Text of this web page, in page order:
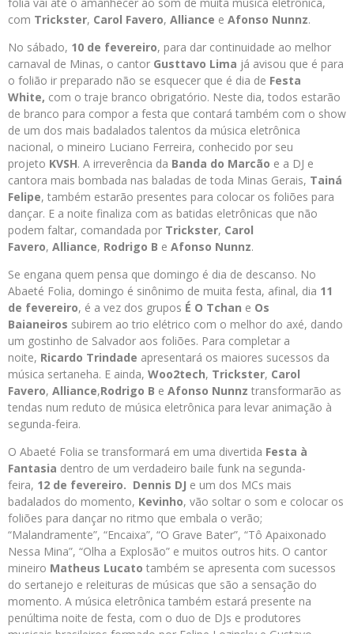
com Trickster, Carol Favero, Alliance e Afonso Nunnz.
No sábado, 10 de fevereiro, para dar continuidade ao melhor
carnaval de Minas, o cantor Gusttavo Lima já avisou que é para
o folião ir preparado não se esquecer que é dia de Festa
White, com o traje branco obrigatório. Neste dia, todos estarão
de branco para compor a festa que contará também com o show
de um dos mais badalados talentos da música eletrônica
nacional, o mineiro Luciano Ferreira, conhecido por seu
projeto KVSH. A irreverência da Banda do Marcão e a DJ e
cantora mais bombada nas baladas de toda Minas Gerais, Tainá
Felipe, também estarão presentes para colocar os foliões para
dançar. E a noite finaliza com as batidas eletrônicas que não
podem faltar, comandada por Trickster, Carol
Favero, Alliance, Rodrigo B e Afonso Nunnz.
Se engana quem pensa que domingo é dia de descanso. No
Abaeté Folia, domingo é sinônimo de muita festa, afinal, dia 11
de fevereiro, é a vez dos grupos É O Tchan e Os
Baianeiros subirem ao trio elétrico com o melhor do axé, dando
um gostinho de Salvador aos foliões. Para completar a
noite, Ricardo Trindade apresentará os maiores sucessos da
música sertaneha. E ainda, Woo2tech, Trickster, Carol
Favero, Alliance,Rodrigo B e Afonso Nunnz transformarão as
tendas num reduto de música eletrônica para levar animação à
segunda-feira.
O Abaeté Folia se transformará em uma divertida Festa à
Fantasia dentro de um verdadeiro baile funk na segunda-
feira, 12 de fevereiro. Dennis DJ e um dos MCs mais
badalados do momento, Kevinho, vão soltar o som e colocar os
foliões para dançar no ritmo que embala o verão;
“Malandramente”, “Encaixa”, “O Grave Bater”, “Tô Apaixonado
Nessa Mina”, “Olha a Explosão” e muitos outros hits. O cantor
mineiro Matheus Lucato também se apresenta com sucessos
do sertanejo e releituras de músicas que são a sensação do
momento. A música eletrônica também estará presente na
penúltima noite de festa, com o duo de DJs e produtores